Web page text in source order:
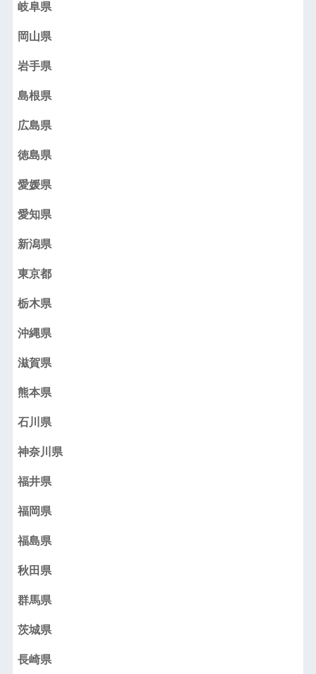
岐阜県
岡山県
岩手県
島根県
広島県
徳島県
愛媛県
愛知県
新潟県
東京都
栃木県
沖縄県
滋賀県
熊本県
石川県
神奈川県
福井県
福岡県
福島県
秋田県
群馬県
茨城県
長崎県